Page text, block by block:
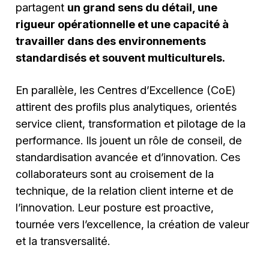
partagent un grand sens du détail, une
rigueur opérationnelle et une capacité à
travailler dans des environnements
standardisés et souvent multiculturels.
En parallèle, les Centres d’Excellence (CoE)
attirent des profils plus analytiques, orientés
service client, transformation et pilotage de la
performance. Ils jouent un rôle de conseil, de
standardisation avancée et d’innovation. Ces
collaborateurs sont au croisement de la
technique, de la relation client interne et de
l’innovation. Leur posture est proactive,
tournée vers l’excellence, la création de valeur
et la transversalité.